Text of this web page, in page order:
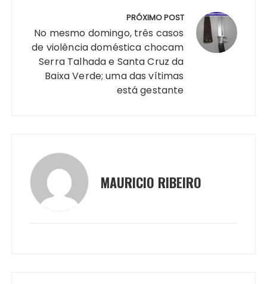
PRÓXIMO POST
No mesmo domingo, três casos
de violência doméstica chocam
Serra Talhada e Santa Cruz da
Baixa Verde; uma das vítimas
está gestante
MAURICIO RIBEIRO